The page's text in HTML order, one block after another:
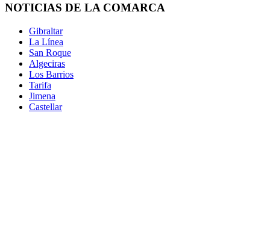
NOTICIAS DE LA COMARCA
Gibraltar
La Línea
San Roque
Algeciras
Los Barrios
Tarifa
Jimena
Castellar